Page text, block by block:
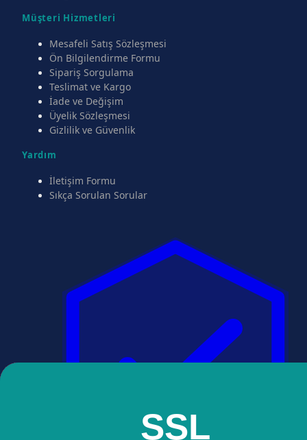
Müşteri Hizmetleri
Mesafeli Satış Sözleşmesi
Ön Bilgilendirme Formu
Sipariş Sorgulama
Teslimat ve Kargo
İade ve Değişim
Üyelik Sözleşmesi
Gizlilik ve Güvenlik
Yardım
İletişim Formu
Sıkça Sorulan Sorular